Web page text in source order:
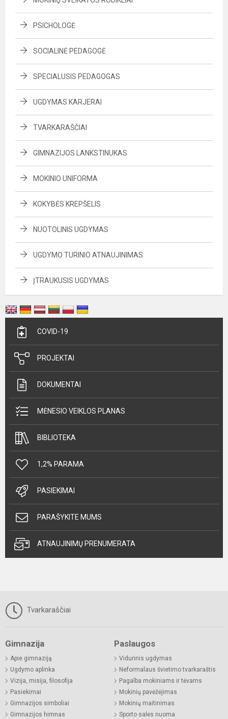
PSICHOLOGĖ
SOCIALINĖ PEDAGOGĖ
SPECIALUSIS PEDAGOGAS
UGDYMAS KARJERAI
TVARKARAŠČIAI
GIMNAZIJOS LANKSTINUKAS
MOKINIO UNIFORMA
KOKYBĖS KREPŠELIS
NUOTOLINIS UGDYMAS
UGDYMO TURINIO ATNAUJINIMAS
ĮTRAUKUSIS UGDYMAS
COVID-19
PROJEKTAI
DOKUMENTAI
MĖNESIO VEIKLOS PLANAS
BIBLIOTEKA
1,2% PARAMA
PASIEKIMAI
PARAŠYKITE MUMS
ATNAUJINIMŲ PRENUMERATA
Tvarkaraščiai
Gimnazija
Apie gimnaziją
Ugdymo aplinka
Vizija, misija, filosofija
Pasiekimai
Gimnazijos simboliai
Gimnazijos himnas
Paslaugos
Vidurinis ugdymas
Neformalaus švietimo tvarkaraštis
Pagalba mokiniams ir tėvams
Mokinių pavėžėjimas
Mokinių maitinimas
Sporto salės nuoma